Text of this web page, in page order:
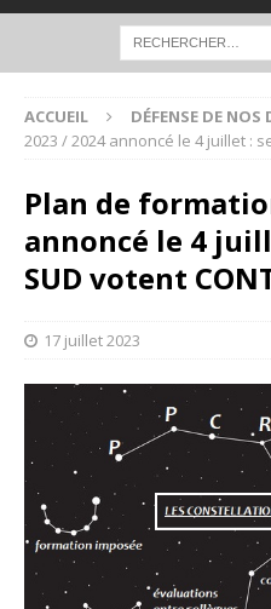
ACCUEIL DÉFENSE DE NOS
2023 / 2024 annoncé le 4 juillet :
Plan de
annoncé le 4
SUD votent
17 juillet 2023